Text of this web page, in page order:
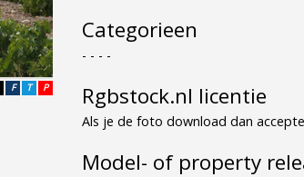
P
T
F
Categorieen
- - - -
Rgbstock.nl licentie
Als je de foto download dan
Model- of property